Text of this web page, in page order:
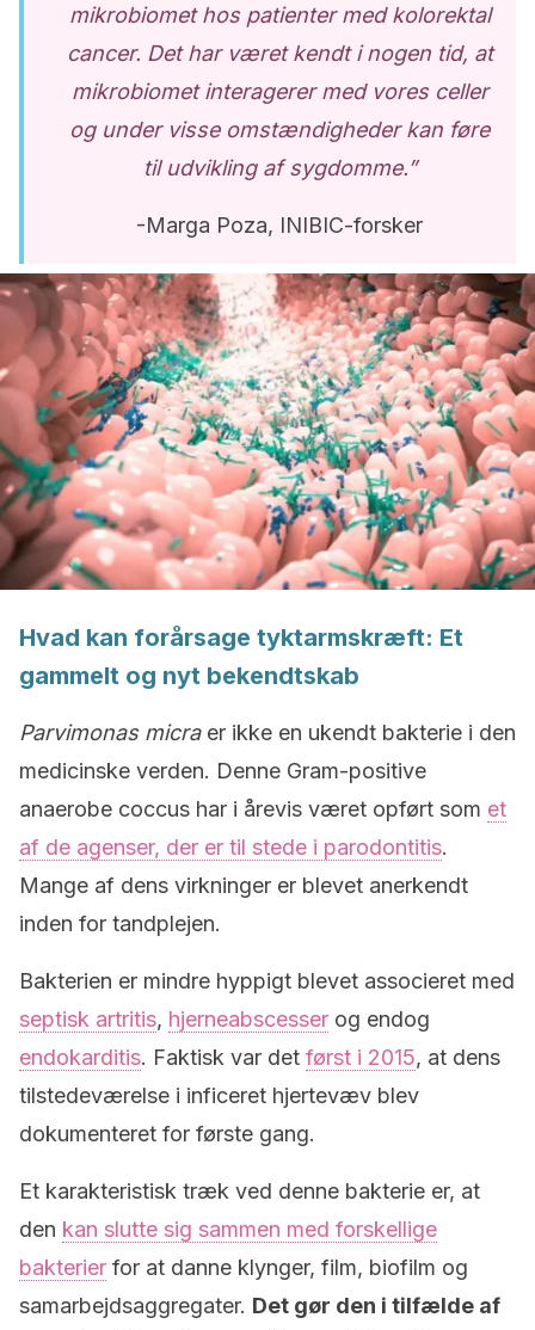
mikrobiomet hos patienter med kolorektal
cancer. Det har været kendt i nogen tid, at
mikrobiomet interagerer med vores celler
og under visse omstændigheder kan føre
til udvikling af sygdomme.”
-Marga Poza, INIBIC-forsker
Hvad kan forårsage tyktarmskræft: Et
gammelt og nyt bekendtskab
Parvimonas micraer ikke en ukendt bakterie i den
medicinske verden. Denne Gram-positive
anaerobe coccus har i årevis været opført som et
af de agenser, der er til stede i parodontitis.
Mange af dens virkninger er blevet anerkendt
inden for tandplejen.
Bakterien er mindre hyppigt blevet associeret med
septisk artritis, hjerneabscesser og endog
endokarditis. Faktisk var det først i 2015, at dens
tilstedeværelse i inficeret hjertevæv blev
dokumenteret for første gang.
Et karakteristisk træk ved denne bakterie er, at
den kan slutte sig sammen med forskellige
bakterier for at danne klynger, film, biofilm og
samarbejdsaggregater. Det gør den i tilfælde af